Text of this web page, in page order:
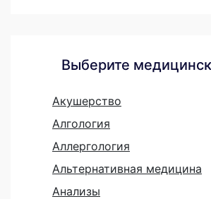
Выберите
Акушерство
Алгология
Аллергология
Альтернативная медицина
Анализы